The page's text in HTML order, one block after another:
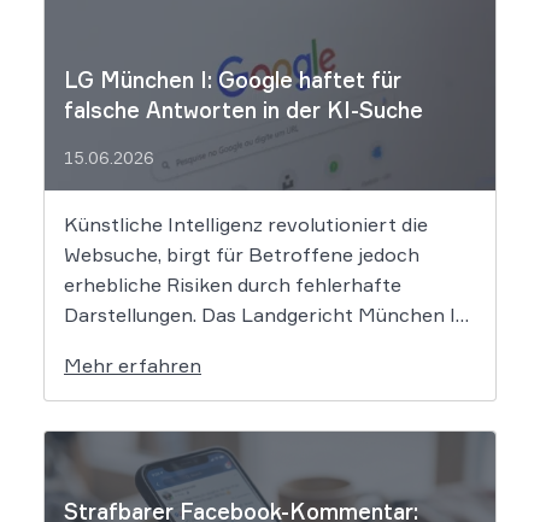
LG München I: Google haftet für
falsche Antworten in der KI-Suche
15.06.2026
Künstliche Intelligenz revolutioniert die
Websuche, birgt für Betroffene jedoch
erhebliche Risiken durch fehlerhafte
Darstellungen. Das Landgericht München I
rechtliche Grenzen. Werden durch die
automatisierten KI-Zusammenfassungen
falsche Tatsachen verbreitet, greift die
unmittelbare Haftung des
Suchmaschinenbetreibers. Das Landgericht
Mehr erfahren
Strafbarer Facebook-Kommentar: